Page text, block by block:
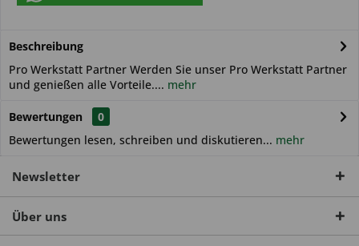
Beschreibung
Pro Werkstatt Partner Werden Sie unser Pro Werkstatt Partner
und genießen alle Vorteile.... mehr
Bewertungen
0
Bewertungen lesen, schreiben und diskutieren... mehr
Newsletter
Über uns